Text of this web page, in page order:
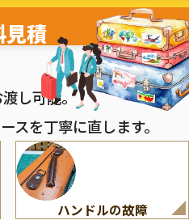
見積
し可能。
スを丁寧に直します。
ハンドルの故障